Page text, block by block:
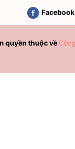
Facebook
quyền thuộc về